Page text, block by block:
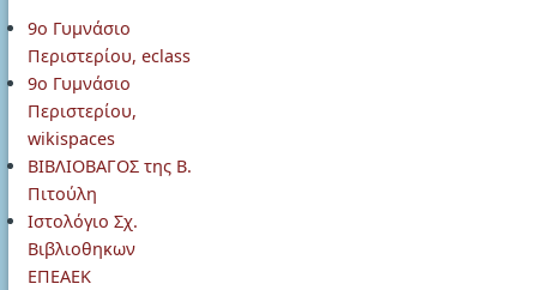
9ο Γυμνάσιο
Περιστερίου, eclass
9ο Γυμνάσιο
Περιστερίου,
wikispaces
ΒΙΒΛΙΟΒΑΓΟΣ της Β.
Πιτούλη
Ιστολόγιο Σχ.
Βιβλιοθηκων
ΕΠΕΑΕΚ